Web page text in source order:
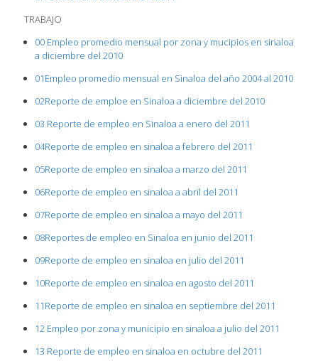
TRABAJO
00 Empleo promedio mensual por zona y mucipios en sinaloa
a diciembre del 2010
01Empleo promedio mensual en Sinaloa del año 2004 al 2010
02Reporte de emploe en Sinaloa a diciembre del 2010
03 Reporte de empleo en Sinaloa a enero del 2011
04Reporte de empleo en sinaloa a febrero del 2011
05Reporte de empleo en sinaloa a marzo del 2011
06Reporte de empleo en sinaloa a abril del 2011
07Reporte de empleo en sinaloa a mayo del 2011
08Reportes de empleo en Sinaloa en junio del 2011
09Reporte de empleo en sinaloa en julio del 2011
10Reporte de empleo en sinaloa en agosto del 2011
11Reporte de empleo en sinaloa en septiembre del 2011
12 Empleo por zona y municipio en sinaloa a julio del 2011
13 Reporte de empleo en sinaloa en octubre del 2011